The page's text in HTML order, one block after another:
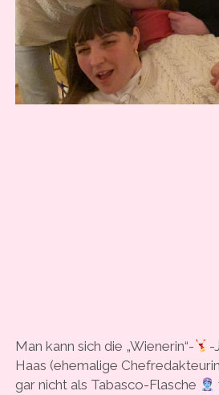
Man kann sich die „Wienerin“-
-
Haas (ehemalige
gar nicht als Tabasco-Flasche